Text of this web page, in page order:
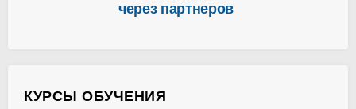
через партнеров
КУРСЫ ОБУЧЕНИЯ